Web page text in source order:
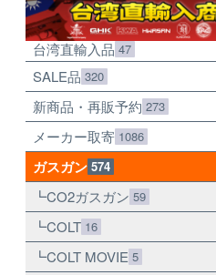
台湾直輸入品 47
SALE品 320
新商品・再販予約 273
メーカー取寄 1086
ガスガン 574
CO2ガスガン 59
COLT 16
COLT MOVIE 5